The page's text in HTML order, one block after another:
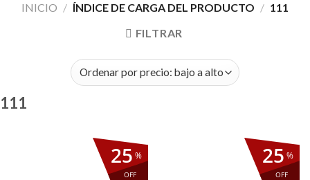
INICIO / ÍNDICE DE CARGA DEL PRODUCTO / 111
FILTRAR
111
%
OFF
25 %
OFF
25